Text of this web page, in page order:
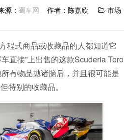
源： 蜀车网 作者：陈嘉欣
市场
程式商品或收藏品的人都知道它
直接”上出售的这款Scuderia Toro
有物品抛诸脑后，并且很可能是
特别的收藏品。